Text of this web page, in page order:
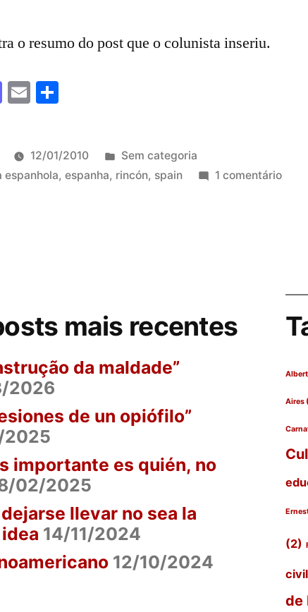
o resumo do post que o colunista inseriu.
Mastodon
Email
12/01/2010
Publicado
em
Sem categoria
espanhola,espanha, rincón, spain 1 comentárioem
post
pelo
mais recentes
da maldade”
2026
de un opiófilo”
2025
importante es quién, no
02/2025
llevar no sea la
14/11/2024
12/10/2024
Aires
(2)
de